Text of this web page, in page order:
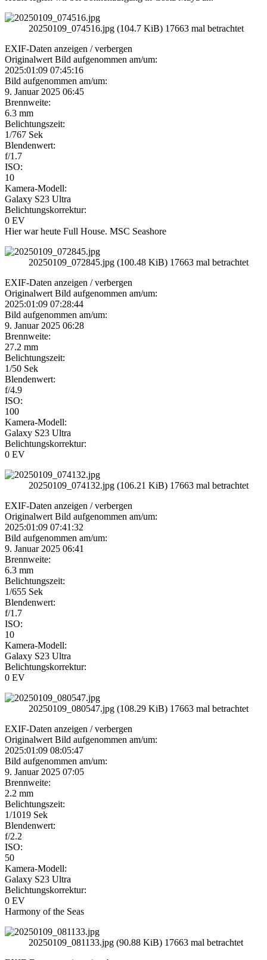
20250109_074516.jpg (104.7 KiB) 17663 mal betrachtet
EXIF-Daten anzeigen / verbergen
Originalwert Bild aufgenommen am/um:
2025:01:09 07:45:16
Bild aufgenommen am/um:
9. Januar 2025 06:45
Brennweite:
6.3 mm
Belichtungszeit:
1/767 Sek
Blendenwert:
f/1.7
ISO:
10
Kamera-Modell:
Galaxy S23 Ultra
Belichtungskorrektur:
0 EV
Hier war heute Full House. MSC Seashore
20250109_072845.jpg (100.48 KiB) 17663 mal betrachtet
EXIF-Daten anzeigen / verbergen
Originalwert Bild aufgenommen am/um:
2025:01:09 07:28:44
Bild aufgenommen am/um:
9. Januar 2025 06:28
Brennweite:
27.2 mm
Belichtungszeit:
1/50 Sek
Blendenwert:
f/4.9
ISO:
100
Kamera-Modell:
Galaxy S23 Ultra
Belichtungskorrektur:
0 EV
20250109_074132.jpg (106.21 KiB) 17663 mal betrachtet
EXIF-Daten anzeigen / verbergen
Originalwert Bild aufgenommen am/um:
2025:01:09 07:41:32
Bild aufgenommen am/um:
9. Januar 2025 06:41
Brennweite:
6.3 mm
Belichtungszeit:
1/655 Sek
Blendenwert:
f/1.7
ISO:
10
Kamera-Modell:
Galaxy S23 Ultra
Belichtungskorrektur:
0 EV
20250109_080547.jpg (108.29 KiB) 17663 mal betrachtet
EXIF-Daten anzeigen / verbergen
Originalwert Bild aufgenommen am/um:
2025:01:09 08:05:47
Bild aufgenommen am/um:
9. Januar 2025 07:05
Brennweite:
2.2 mm
Belichtungszeit:
1/1019 Sek
Blendenwert:
f/2.2
ISO:
50
Kamera-Modell:
Galaxy S23 Ultra
Belichtungskorrektur:
0 EV
Harmony of the Seas
20250109_081133.jpg (90.88 KiB) 17663 mal betrachtet